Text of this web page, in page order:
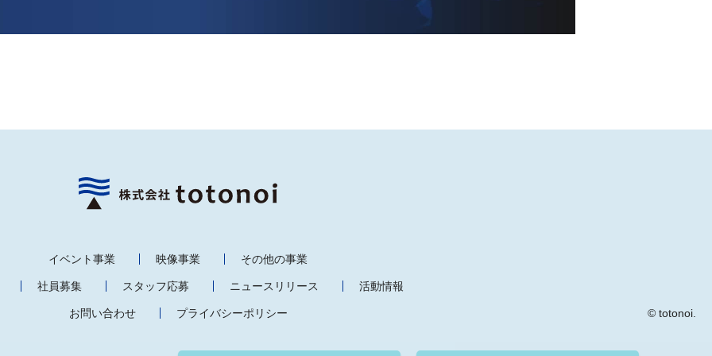
イベント事業 映像事業 その他の事業
社員募集 スタッフ応募 ニュースリリース 活動情報
お問い合わせ プライバシーポリシー © totonoi.